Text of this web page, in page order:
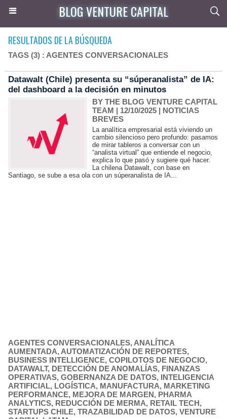
BLOG VENTURE CAPITAL
RESULTADOS DE LA BÚSQUEDA
TAGS (3) : AGENTES CONVERSACIONALES
Datawalt (Chile) presenta su “súperanalista” de IA:
del dashboard a la decisión en minutos
BY THE BLOG VENTURE CAPITAL
TEAM | 12/10/2025 | NOTICIAS
BREVES
La analítica empresarial está viviendo un
cambio silencioso pero profundo: pasamos
de mirar tableros a conversar con un
“analista virtual” que entiende el negocio,
explica lo que pasó y sugiere qué hacer.
La chilena Datawalt, con base en
Santiago, se sube a esa ola con un súperanalista de IA...
AGENTES CONVERSACIONALES, ANALÍTICA
AUMENTADA, AUTOMATIZACIÓN DE REPORTES,
BUSINESS INTELLIGENCE, COPILOTOS DE NEGOCIO,
DATAWALT, DETECCIÓN DE ANOMALÍAS, FINANZAS
OPERATIVAS, GOBERNANZA DE DATOS, INTELIGENCIA
ARTIFICIAL, LOGÍSTICA, MANUFACTURA, MARKETING
PERFORMANCE, MEJORA DE MARGEN, PHARMA
ANALYTICS, REDUCCIÓN DE MERMA, RETAIL TECH,
STARTUPS CHILE, TRAZABILIDAD DE DATOS, VENTURE